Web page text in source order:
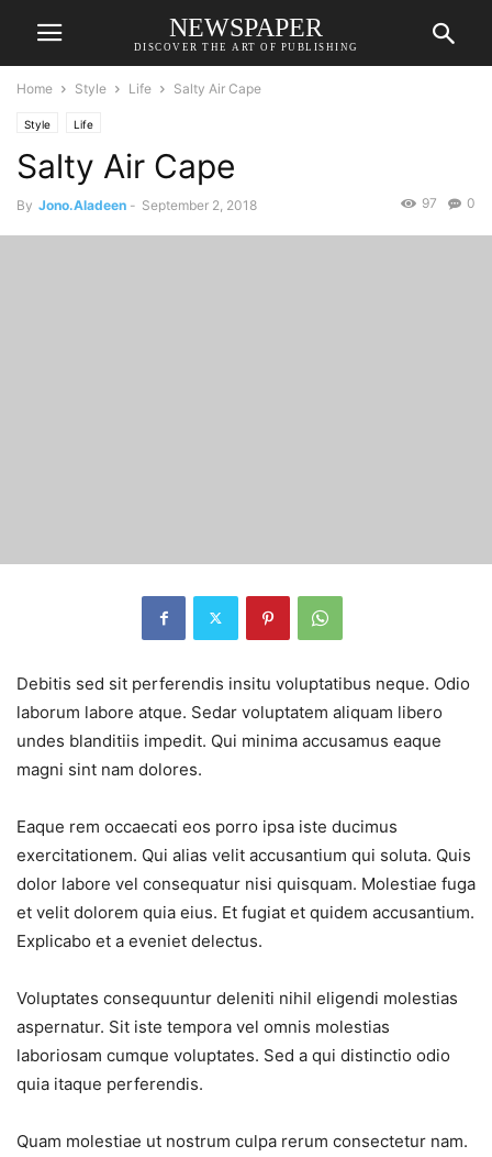
NEWSPAPER
DISCOVER THE ART OF PUBLISHING
Home Style Life Salty Air Cape
Style Life
Salty Air Cape
By Jono.Aladeen - September 2, 2018 0
97
Debitis sed sit perferendis insitu voluptatibus neque. Odio
laborum labore atque. Sedar voluptatem aliquam libero
undes blanditiis impedit. Qui minima accusamus eaque
magni sint nam dolores.
Eaque rem occaecati eos porro ipsa iste ducimus
exercitationem. Qui alias velit accusantium qui soluta. Quis
dolor labore vel consequatur nisi quisquam. Molestiae fuga
et velit dolorem quia eius. Et fugiat et quidem accusantium.
Explicabo et a eveniet delectus.
Voluptates consequuntur deleniti nihil eligendi molestias
aspernatur. Sit iste tempora vel omnis molestias
laboriosam cumque voluptates. Sed a qui distinctio odio
quia itaque perferendis.
Quam molestiae ut nostrum culpa rerum consectetur nam.